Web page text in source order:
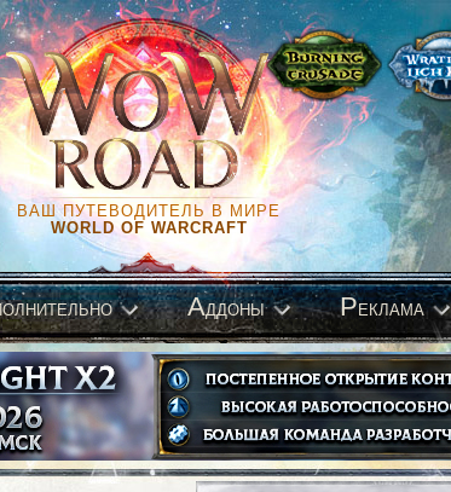
ВАШ ПУТЕВОДИТЕЛЬ В МИРЕ
WORLD OF WARCRAFT
Аддоны Реклама